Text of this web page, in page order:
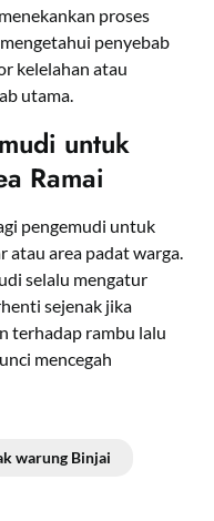
proses
penyebab
kelelahan atau
utama.
untuk
Ramai
pengemudi untuk
atau area padat warga.
selalu mengatur
sejenak jika
terhadap rambu lalu
mencegah
warung Binjai